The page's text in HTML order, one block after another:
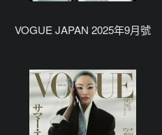
VOGUE JAPAN 2025年9月號